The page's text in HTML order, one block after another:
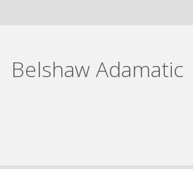
Belshaw Adamatic